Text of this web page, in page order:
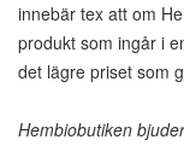
innebär tex att om
produkt som ingår i
det lägre priset som
Hembiobutiken